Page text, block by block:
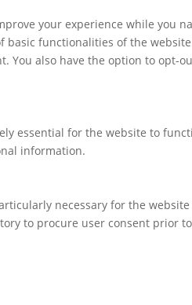
your experience while you
basic functionalities of the
You also have the option to opt-
essential for the website to
information.
necessary for the
to procure user consent prior